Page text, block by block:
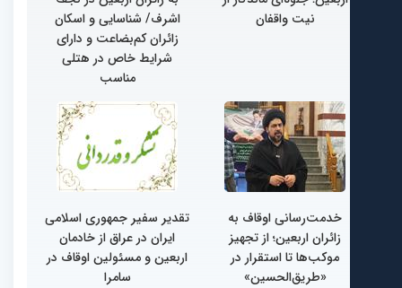
نیت واقفان
اشرف/ شناسایی و اسکان
زائران کم‌بضاعت و دارای
شرایط خاص در هتلی
خدمت‌رسانی اوقاف به
زائران اربعین؛ از تجهیز
موکب‌ها تا استقرار در
«طریق‌الحسین»
تقدیر سفیر جمهوری اسلامی
ایران در عراق از خادمان
اربعین و مسئولین اوقاف در